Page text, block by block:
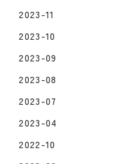
2023-11
2023-10
2023-09
2023-08
2023-07
2023-04
2022-10